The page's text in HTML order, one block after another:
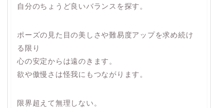
自分のちょうど良いバランスを探す。
ポーズの見た目の美しさや難易度アップを求め続け
る限り
心の安定からは遠のきます。
欲や傲慢さは怪我にもつながります。
限界超えて無理しない。